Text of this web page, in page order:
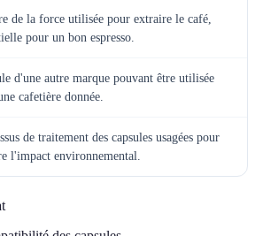
de la force utilisée pour extraire le café,
pour un bon espresso.
d'une autre marque pouvant être utilisée
cafetière donnée.
de traitement des capsules usagées pour
l'impact environnemental.